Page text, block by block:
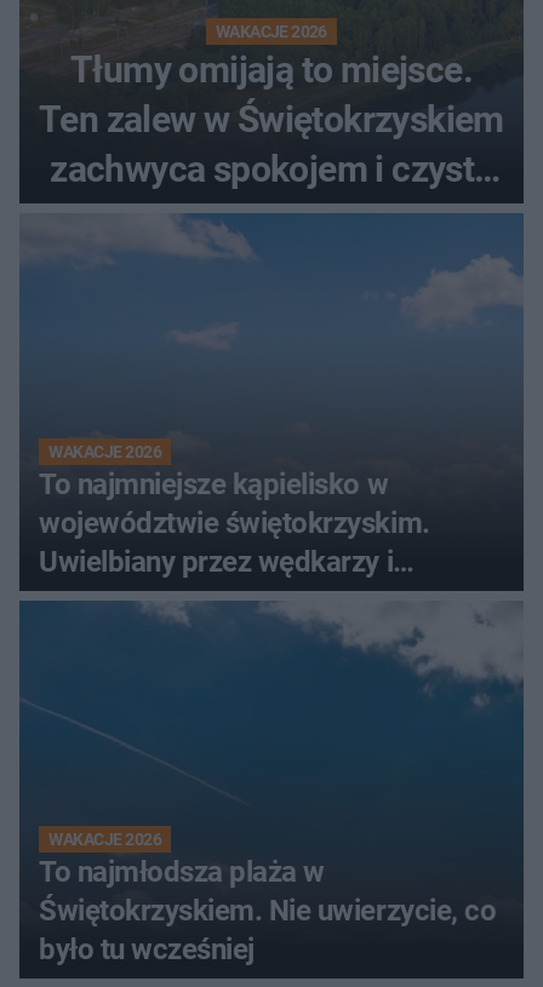
WAKACJE 2026
Tłumy omijają to miejsce.
Ten zalew w Świętokrzyskiem
zachwyca spokojem i czystą
wodą
WAKACJE 2026
To najmniejsze kąpielisko w
województwie świętokrzyskim.
Uwielbiany przez wędkarzy i
turystów
WAKACJE 2026
To najmłodsza plaża w
Świętokrzyskiem. Nie uwierzycie, co
było tu wcześniej